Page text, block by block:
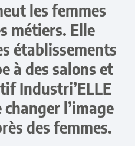
les femmes
métiers. Elle
établissements
à des salons et
Industri’ELLE
l’image
des femmes.